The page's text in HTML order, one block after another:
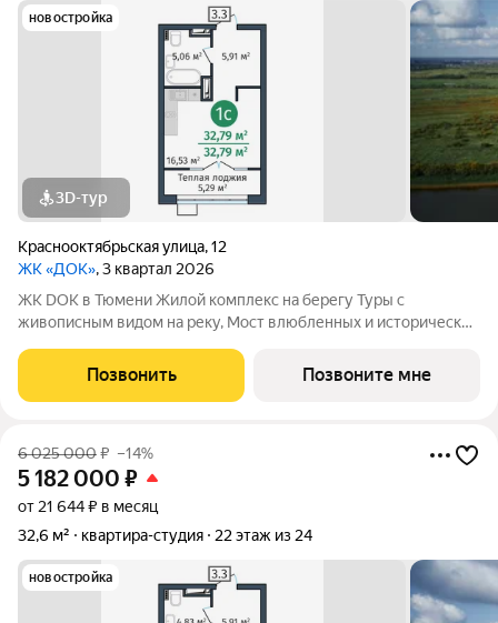
новостройка
3D-тур
Краснооктябрьская улица,12
ЖК «ДОК», 3 квартал 2026
ЖК DOK в Тюмени Жилой комплекс на берегу Туры с
живописным видом на реку, Мост влюбленных и исторический
принципиально новой организацией общественных зон. Три
лепестка здания сходятся в большое
Позвонить Позвоните мне
6 025 000₽ –14%
5 182 000 ₽
от 21 644 ₽ в месяц
32,6 м²
квартира-студия 22 этаж из 24
новостройка